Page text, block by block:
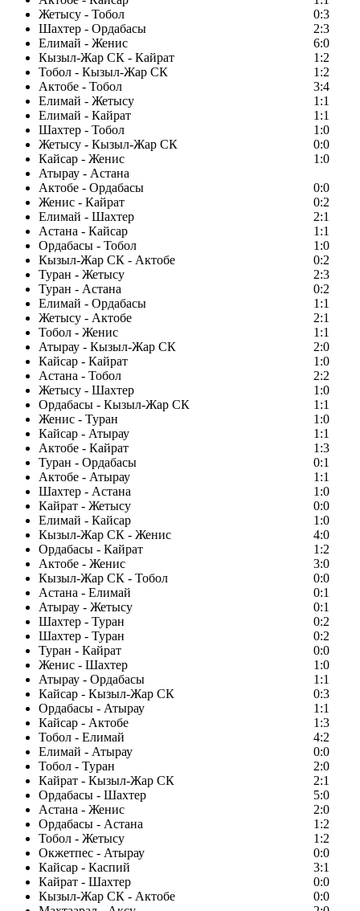
Жетысу - Тобол
0:3
Шахтер - Ордабасы
2:3
Елимай - Женис
6:0
Кызыл-Жар СК - Кайрат
1:2
Тобол - Кызыл-Жар СК
1:2
Актобе - Тобол
3:4
Елимай - Жетысу
1:1
Елимай - Кайрат
1:1
Шахтер - Тобол
1:0
Жетысу - Кызыл-Жар СК
0:0
Кайсар - Женис
1:0
Атырау - Астана
Актобе - Ордабасы
0:0
Женис - Кайрат
0:2
Елимай - Шахтер
2:1
Астана - Кайсар
1:1
Ордабасы - Тобол
1:0
Кызыл-Жар СК - Актобе
0:2
Туран - Жетысу
2:3
Туран - Астана
0:2
Елимай - Ордабасы
1:1
Жетысу - Актобе
2:1
Тобол - Женис
1:1
Атырау - Кызыл-Жар СК
2:0
Кайсар - Кайрат
1:0
Астана - Тобол
2:2
Жетысу - Шахтер
1:0
Ордабасы - Кызыл-Жар СК
1:1
Женис - Туран
1:0
Кайсар - Атырау
1:1
Актобе - Кайрат
1:3
Туран - Ордабасы
0:1
Актобе - Атырау
1:1
Шахтер - Астана
1:0
Кайрат - Жетысу
0:0
Елимай - Кайсар
1:0
Кызыл-Жар СК - Женис
4:0
Ордабасы - Кайрат
1:2
Актобе - Женис
3:0
Кызыл-Жар СК - Тобол
0:0
Астана - Елимай
0:1
Атырау - Жетысу
0:1
Шахтер - Туран
0:2
Шахтер - Туран
0:2
Туран - Кайрат
0:0
Женис - Шахтер
1:0
Атырау - Ордабасы
1:1
Кайсар - Кызыл-Жар СК
0:3
Ордабасы - Атырау
1:1
Кайсар - Актобе
1:3
Тобол - Елимай
4:2
Елимай - Атырау
0:0
Тобол - Туран
2:0
Кайрат - Кызыл-Жар СК
2:1
Ордабасы - Шахтер
5:0
Астана - Женис
2:0
Ордабасы - Астана
1:2
Тобол - Жетысу
1:2
Окжетпес - Атырау
0:0
Кайсар - Каспий
3:1
Кайрат - Шахтер
0:0
Кызыл-Жар СК - Актобе
0:0